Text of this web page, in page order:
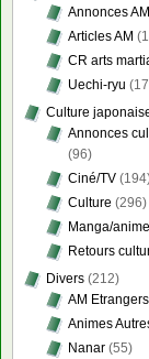
Annonces AM
Articles AM
CR arts
Uechi-ryu
Culture
Annonces
(96)
Ciné/TV
Culture (296)
Manga/anime
Retours
Divers (212)
AM Etrangers
Animes
Nanar (55)